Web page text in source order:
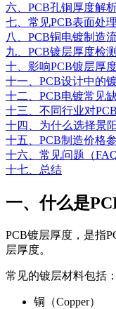
六、PCB孔铜厚度解
七、常见PCB表面处
八、PCB铜电镀制造
九、PCB镀层厚度检
十、影响PCB镀层厚
十一、PCB设计中的
十二、PCB电镀常见
十三、不同行业对
十四、为什么选择景
十五、PCB制造价格
十六、常见问题（FAQ
十七、总结
一、什么是
PCB镀层厚度，是指
层厚度。
常见的镀层材料包括：
铜（Copper）